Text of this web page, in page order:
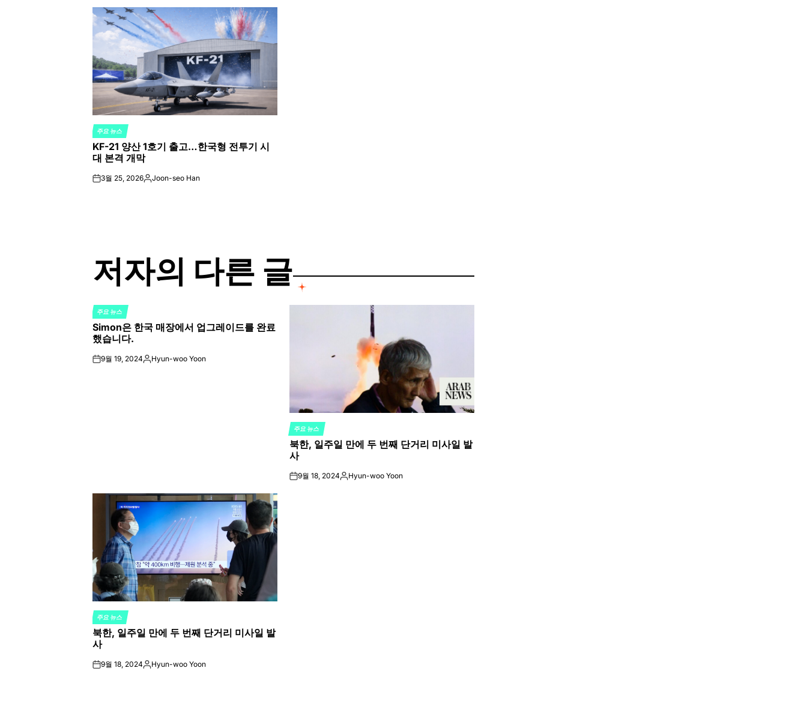
POSTED
IN
주요 뉴스
KF-21 양산 1호기 출고…한국형 전투기 시
대 본격 개막
on3월 25, 2026Posted
Joon-seo Han
저자의 다른 글
POSTED
IN
주요 뉴스
Simon은 한국 매장에서 업그레이드를 완료
했습니다.
on9월 19, 2024Posted
Hyun-woo Yoon
POSTED
IN
주요 뉴스
북한, 일주일 만에 두 번째 단거리 미사일 발
사
on9월 18, 2024Posted
Hyun-woo Yoon
POSTED
IN
주요 뉴스
북한, 일주일 만에 두 번째 단거리 미사일 발
사
on9월 18, 2024Posted
Hyun-woo Yoon